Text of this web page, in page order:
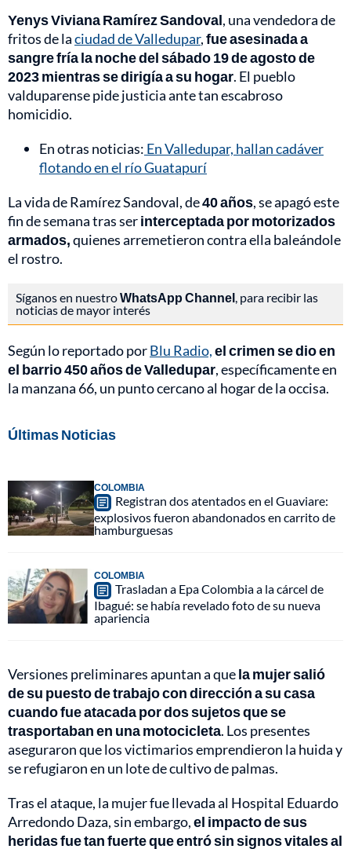
Yenys Viviana Ramírez Sandoval, una vendedora de
fritos de laciudad de Valledupar,fue asesinada a
sangre fría la noche del sábado 19 de agosto de
2023 mientras se dirigía a su hogar. El pueblo
valduparense pide justicia ante tan escabroso
homicidio.
En otras noticias: En Valledupar, hallan cadáver
flotando en el río Guatapurí
La vida de Ramírez Sandoval, de40 años, se apagó este
fin de semana tras serinterceptada por motorizados
armados,quienes arremetieron contra ella baleándole
el rostro.
Síganos en nuestroWhatsApp Channel, para recibir las
noticias de mayor interés
Según lo reportado porBlu Radio,el crimen se dio en
el barrio 450 años de Valledupar, específicamente en
la manzana 66, un punto cercano al hogar de la occisa.
Últimas Noticias
COLOMBIA
Registran dos atentados en el Guaviare:
explosivos fueron abandonados en carrito de
hamburguesas
COLOMBIA
Trasladan a Epa Colombia a la cárcel de
Ibagué: se había revelado foto de su nueva
apariencia
Versiones preliminares apuntan a quela mujer salió
de su puesto de trabajo con dirección a su casa
cuando fue atacada por dos sujetos que se
trasportaban en una motocicleta. Los presentes
aseguraron que los victimarios emprendieron la huida y
se refugiaron en un lote de cultivo de palmas.
Tras el ataque, la mujer fue llevada al Hospital Eduardo
Arredondo Daza, sin embargo,el impacto de sus
heridas fue tan fuerte que entró sin signos vitales al